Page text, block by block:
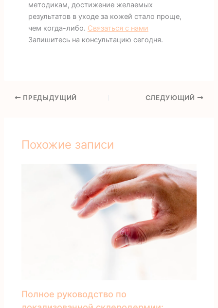
методикам, достижение желаемых
результатов в уходе за кожей стало проще,
чем когда-либо. Связаться с нами
Запишитесь на консультацию сегодня.
ПРЕДЫДУЩИЙ СЛЕДУЮЩИЙ
Похожие записи
Полное руководство по